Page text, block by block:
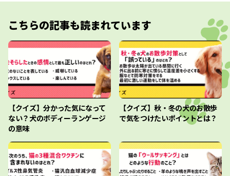
こちらの記事も読まれています
【クイズ】分かった気になって
ない？犬のボディーランゲージ
の意味
【クイズ】秋・冬の犬のお散歩
で気をつけたいポイントとは？